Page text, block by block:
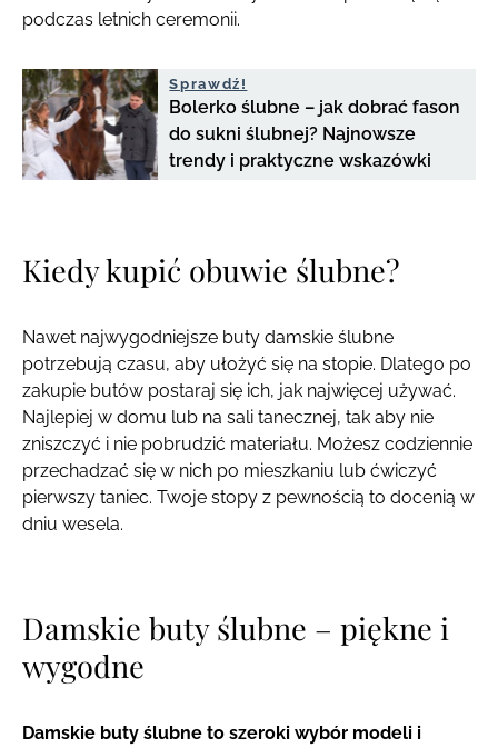
podczas letnich ceremonii.
Sprawdź!
Bolerko ślubne – jak dobrać fason
do sukni ślubnej? Najnowsze
trendy i praktyczne wskazówki
Kiedy kupić obuwie ślubne?
Nawet najwygodniejsze buty damskie ślubne
potrzebują czasu, aby ułożyć się na stopie. Dlatego po
zakupie butów postaraj się ich, jak najwięcej używać.
Najlepiej w domu lub na sali tanecznej, tak aby nie
zniszczyć i nie pobrudzić materiału. Możesz codziennie
przechadzać się w nich po mieszkaniu lub ćwiczyć
pierwszy taniec. Twoje stopy z pewnością to docenią w
dniu wesela.
Damskie buty ślubne – piękne i
wygodne
Damskie buty ślubne to szeroki wybór modeli i